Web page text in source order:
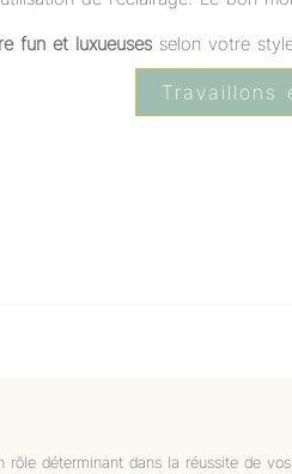
fun et luxueuses selon votre
Travaillons
rôle déterminant dans la réussite de vos